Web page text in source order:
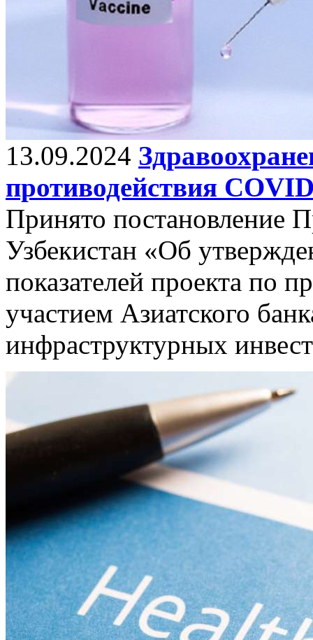
13.09.2024
противодействия
Принято постановление
Узбекистан «Об
показателей проекта по
участием Азиатского
инфраструктурных